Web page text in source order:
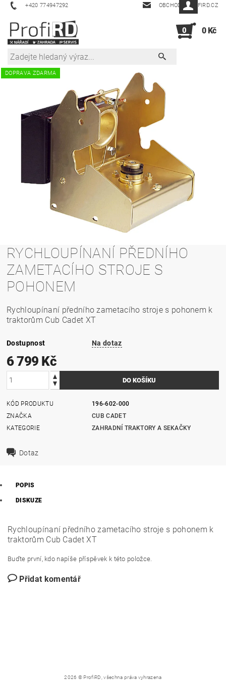
+420 774947292 OBCHOD@PROFIRD.CZ
0 0 Kč
DOPRAVA ZDARMA
RYCHLOUPÍNANÍ PŘEDNÍHO
ZAMETACÍHO STROJE S
POHONEM
Rychloupínaní předního zametacího stroje s pohonem k
traktorům Cub Cadet XT
Dostupnost Na dotaz
6 799 Kč
KÓD PRODUKTU
196-602-000
ZNAČKA
CUB CADET
KATEGORIE
ZAHRADNÍ TRAKTORY A SEKAČKY
Dotaz
POPIS
DISKUZE
Rychloupínaní předního zametacího stroje s pohonem k
traktorům Cub Cadet XT
Buďte první, kdo napíše příspěvek k této položce.
Přidat komentář
2026 © ProfiRD, všechna práva vyhrazena